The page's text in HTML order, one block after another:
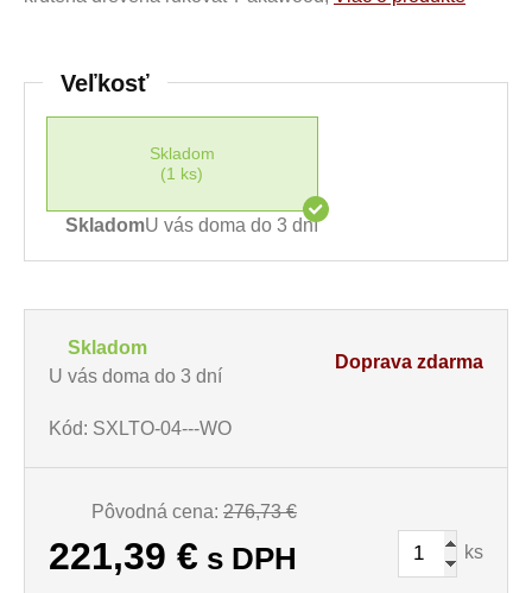
Veľkosť
Skladom
(1 ks)
SkladomU vás doma do 3 dní
Skladom
U vás doma do 3 dní
Doprava zdarma
Kód: SXLTO-04---WO
Pôvodná cena: 276,73 €
221,39 € s DPH ks